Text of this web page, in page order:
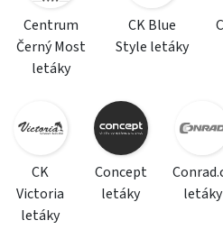
Centrum
Černý Most
letáky
CK Blue
Style letáky
CK
Victoria
letáky
Concept
letáky
letáky